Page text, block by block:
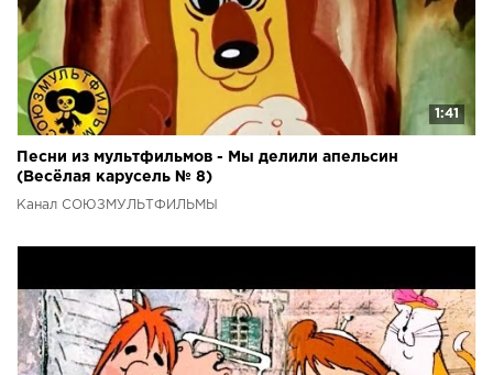
1:41
Песни из мультфильмов - Мы делили апельсин
(Весёлая карусель № 8)
Канал СОЮЗМУЛЬТФИЛЬМЫ